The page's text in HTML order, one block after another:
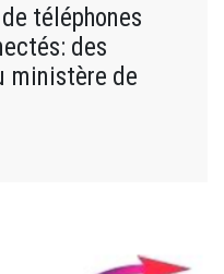
téléphones
des
ministère de